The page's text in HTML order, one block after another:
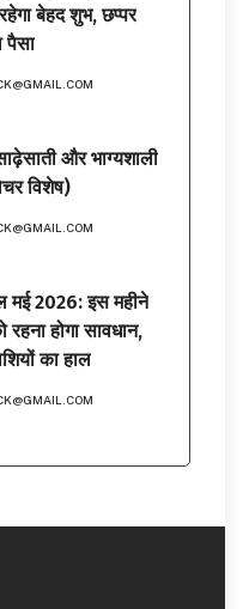
बेहद शुभ, छप्पर
पैसा
और भाग्यशाली
विशेष)
मई 2026: इस महीने
रहना होगा सावधान,
का हाल